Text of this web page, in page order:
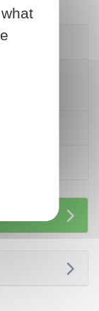
résultats